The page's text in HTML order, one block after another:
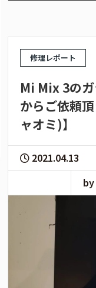
修理レポート
Mi Mix 3の
からご依頼
ャオミ)】
2021.04.13
by